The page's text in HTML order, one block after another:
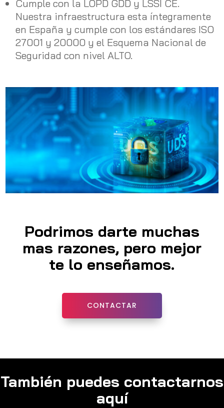
Cumple con la LOPD GDD y LSSI CE.
Nuestra infraestructura esta íntegramente
en España y cumple con los estándares ISO
27001 y 20000 y el Esquema Nacional de
Seguridad con nivel ALTO.
Podrimos darte muchas
mas razones, pero mejor
te lo enseñamos.
CONTACTAR
También puedes contactarnos
aquí